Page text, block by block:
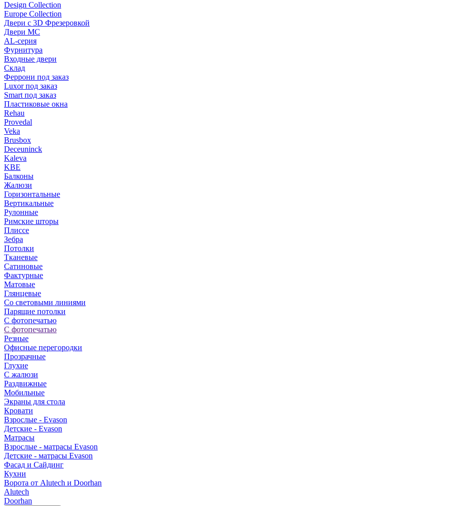
Design Collection
Europe Collection
Двери с 3D Фрезеровкой
Двери МС
AL-серия
Фурнитура
Входные двери
Склад
Феррони под заказ
Luxor под заказ
Smart под заказ
Пластиковые окна
Rehau
Provedal
Veka
Brusbox
Deceuninck
Kaleva
KBE
Балконы
Жалюзи
Горизонтальные
Вертикальные
Рулонные
Римские шторы
Плиссе
Зебра
Потолки
Тканевые
Сатиновые
Фактурные
Матовые
Глянцевые
Со световыми линиями
Парящие потолки
С фотопечатью
С фотопечатью
Резные
Офисные перегородки
Прозрачные
Глухие
С жалюзи
Раздвижные
Мобильные
Экраны для стола
Кровати
Взрослые - Evason
Детские - Evason
Матрасы
Взрослые - матрасы Evason
Детские - матрасы Evason
Фасад и Сайдинг
Кухни
Ворота от Alutech и Doorhan
Alutech
Doorhan